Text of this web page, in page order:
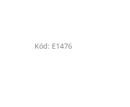
Kód: E1476